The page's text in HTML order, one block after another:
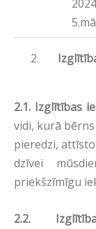
2.1. Izglītības
vidi, kurā
pieredzi,
dzīvei
priekšzīmīgu
2.2.